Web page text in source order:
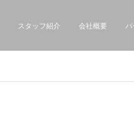
スタッフ紹介 会社概要